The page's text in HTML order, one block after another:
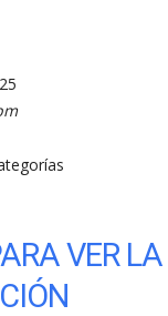
VER LA